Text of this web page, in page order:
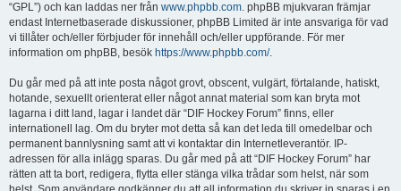
“GPL”) och kan laddas ner från www.phpbb.com. phpBB mjukvaran främjar
endast Internetbaserade diskussioner, phpBB Limited är inte ansvariga för vad
vi tillåter och/eller förbjuder för innehåll och/eller uppförande. För mer
information om phpBB, besök https://www.phpbb.com/.
Du går med på att inte posta något grovt, obscent, vulgärt, förtalande, hatiskt,
hotande, sexuellt orienterat eller något annat material som kan bryta mot
lagarna i ditt land, lagar i landet där “DIF Hockey Forum” finns, eller
internationell lag. Om du bryter mot detta så kan det leda till omedelbar och
permanent bannlysning samt att vi kontaktar din Internetleverantör. IP-
adressen för alla inlägg sparas. Du går med på att “DIF Hockey Forum” har
rätten att ta bort, redigera, flytta eller stänga vilka trådar som helst, när som